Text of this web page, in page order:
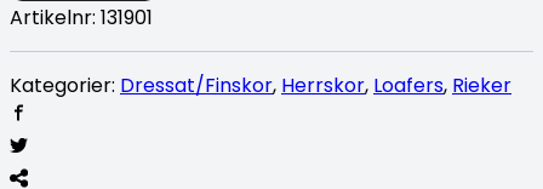
Artikelnr: 131901
Kategorier: Dressat/Finskor, Herrskor, Loafers, Rieker